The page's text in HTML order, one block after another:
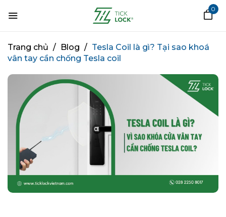
0
Trang chủ / Blog / Tesla Coil là gì? Tại sao khoá
vân tay cần chống Tesla coil